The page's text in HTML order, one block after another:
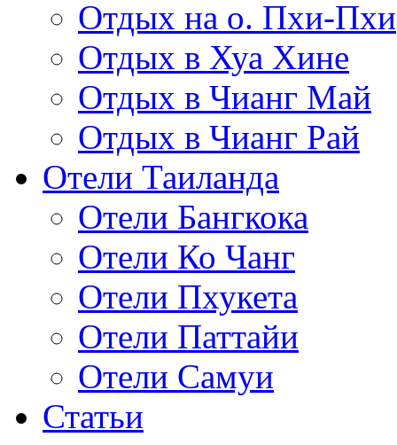
Отдых на о. Пхи-Пхи
Отдых в Хуа Хине
Отдых в Чианг Май
Отдых в Чианг Рай
Отели Таиланда
Отели Бангкока
Отели Ко Чанг
Отели Пхукета
Отели Паттайи
Отели Самуи
Статьи